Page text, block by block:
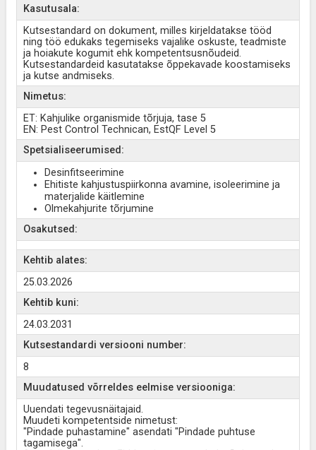
Kasutusala:
Kutsestandard on dokument, milles kirjeldatakse tööd
ning töö edukaks tegemiseks vajalike oskuste, teadmiste
ja hoiakute kogumit ehk kompetentsusnõudeid.
Kutsestandardeid kasutatakse õppekavade koostamiseks
ja kutse andmiseks.
Nimetus:
ET: Kahjulike organismide tõrjuja, tase 5
EN: Pest Control Technican, EstQF Level 5
Spetsialiseerumised:
Desinfitseerimine
Ehitiste kahjustuspiirkonna avamine, isoleerimine ja
materjalide käitlemine
Olmekahjurite tõrjumine
Osakutsed:
Kehtib alates:
25.03.2026
Kehtib kuni:
24.03.2031
Kutsestandardi versiooni number:
8
Muudatused võrreldes eelmise versiooniga:
Uuendati tegevusnäitajaid.
Muudeti kompetentside nimetust:
"Pindade puhastamine" asendati "Pindade puhtuse
tagamisega".